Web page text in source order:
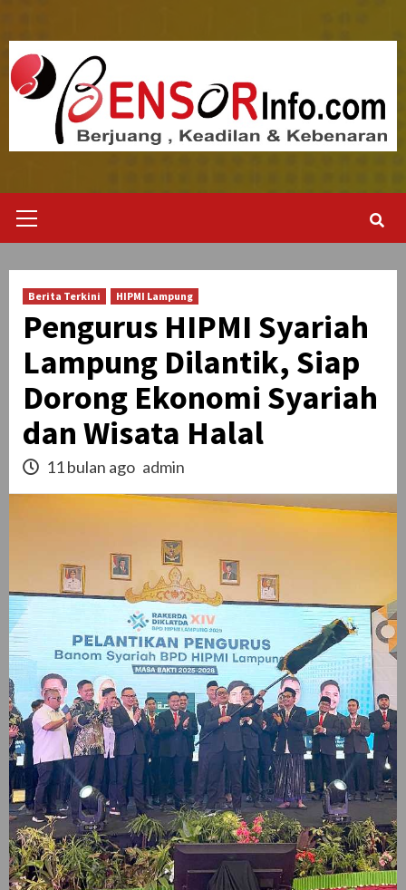
content
Menu
Berita Terkini HIPMI Lampung
Pengurus HIPMI Syariah
Lampung Dilantik, Siap
Dorong Ekonomi Syariah
dan Wisata Halal
11 bulan ago admin